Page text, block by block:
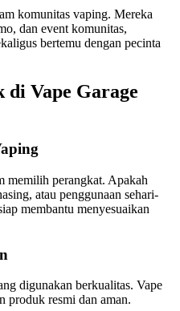
komunitas vaping. Mereka
dan event komunitas,
bertemu dengan pecinta
Vape Garage
memilih perangkat. Apakah
atau penggunaan sehari-
membantu menyesuaikan
digunakan berkualitas. Vape
produk resmi dan aman.